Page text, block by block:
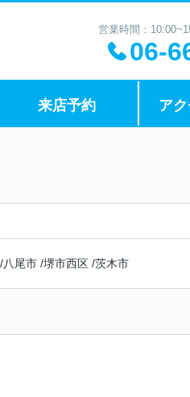
営業時間：
06-
来店予約 ア
/八尾市 /堺市西区 /茨木市